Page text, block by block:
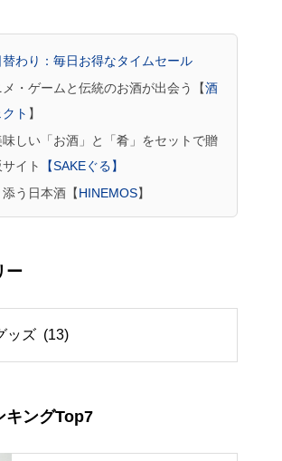
わり：毎日お得なタイムセール
メ・ゲームと伝統のお酒が出会う【酒
ト 】
味しい「お酒」と「肴」をセットで贈
イト
【SAKEぐる】
う日本酒【HINEMOS】
ー
キングTop7